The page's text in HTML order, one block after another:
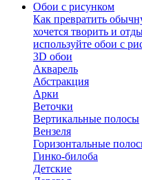
Обои с рисунком
Как превратить
хочется творить и
используйте обои с
3D обои
Акварель
Абстракция
Арки
Веточки
Вертикальные полосы
Вензеля
Горизонтальные
Гинко-билоба
Детские